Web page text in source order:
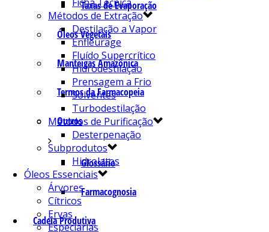
Taxas de Evaporação
Óleos Vegetais
Manteigas Amazônica
Termos da Farmacopeia
Outros
Glossário
Farmacognosia
Cadeia Produtiva
Métodos de Extração
Destilação a Vapor
Enfleurage
Fluído Supercrítico
Hidrodestilação
Prensagem a Frio
Solventes
Turbodestilação
Métodos de Purificação
Desterpenação
Subprodutos
Hidrolatos
Óleos Essenciais
Árvores
Cítricos
Ervas
Especiarias